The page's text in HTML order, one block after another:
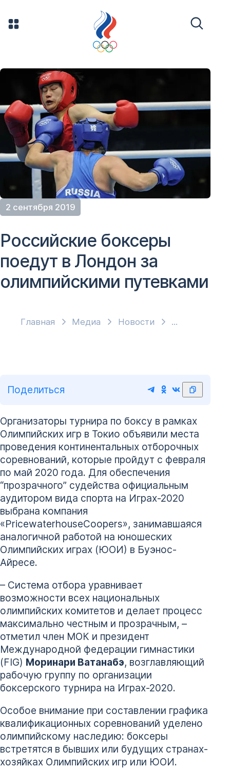
2 сентября 2019
Главная Медиа Новости
Российские боксеры
поедут в Лондон за
олимпийскими путевками
Поделиться
Организаторы турнира по боксу в рамках
Олимпийских игр в Токио объявили места
проведения континентальных отборочных
соревнований, которые пройдут с февраля
по май 2020 года. Для обеспечения
“прозрачного” судейства официальным
аудитором вида спорта на Играх-2020
выбрана компания
«PricewaterhouseCoopers», занимавшаяся
аналогичной работой на юношеских
Олимпийских играх (ЮОИ) в Буэнос-
Айресе.
– Система отбора уравнивает
возможности всех национальных
олимпийских комитетов и делает процесс
максимально честным и прозрачным, –
отметил член МОК и президент
Международной федерации гимнастики
(FIG) Моринари Ватанабэ, возглавляющий
рабочую группу по организации
боксерского турнира на Играх-2020.
Особое внимание при составлении графика
квалификационных соревнований уделено
олимпийскому наследию: боксеры
встретятся в бывших или будущих странах-
хозяйках Олимпийских игр или ЮОИ.